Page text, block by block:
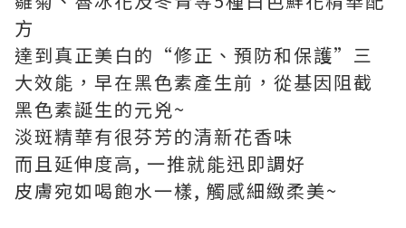
方
達到真正美白的“修正、預防和保護”三
大效能，早在黑色素產生前，從基因阻截
黑色素誕生的元兇~
淡斑精華有很芬芳的清新花香味
而且延伸度高, 一推就能迅即調好
皮膚宛如喝飽水一樣, 觸感細緻柔美~